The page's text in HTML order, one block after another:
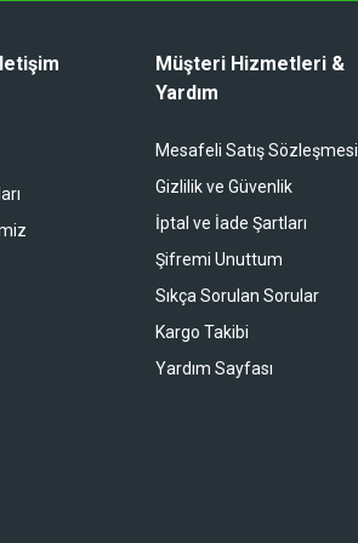
duruyor koltuk zaten full konfor
alışveriş yapacağım
bir alışveriş oldu. Teşekkürler.
Müşteri Hizmetleri &
Yardım
Mesafeli Satış Sözleşmesi
Gizlilik ve Güvenlik
İptal ve İade Şartları
Şifremi Unuttum
Sıkça Sorulan Sorular
Kargo Takibi
Yardım Sayfası